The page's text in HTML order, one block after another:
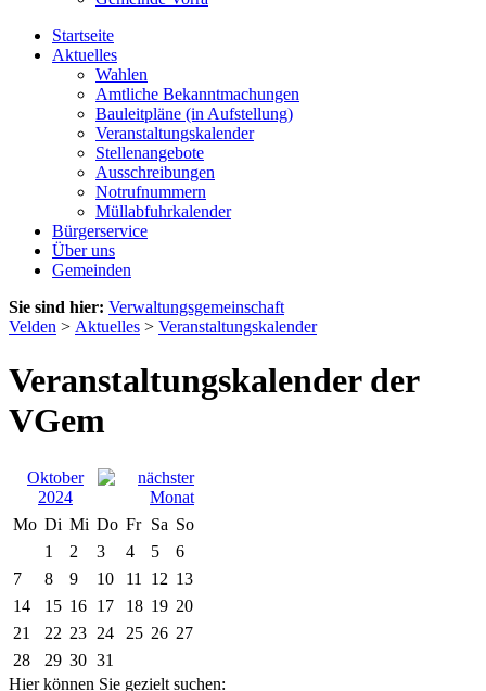
Startseite
Aktuelles
Wahlen
Amtliche Bekanntmachungen
Bauleitpläne (in Aufstellung)
Veranstaltungskalender
Stellenangebote
Ausschreibungen
Notrufnummern
Müllabfuhrkalender
Bürgerservice
Über uns
Gemeinden
Sie sind hier: Verwaltungsgemeinschaft
Velden > Aktuelles > Veranstaltungskalender
Veranstaltungskalender der
VGem
Oktober
2024
Mo Di Mi Do Fr Sa So
1
2 3 4 5
6
7
8 9 10 11 12 13
14
15 16 17 18 19 20
21
22 23 24 25 26 27
28
29 30 31
Hier können Sie gezielt suchen: